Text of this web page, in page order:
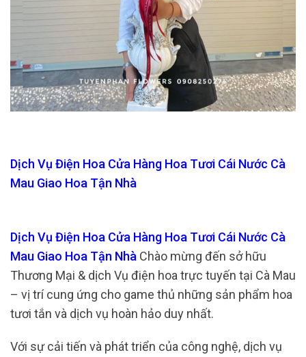
Dịch Vụ Điện Hoa Cửa Hàng Hoa Tươi Cái Nước Cà
Mau Giao Hoa Tận Nhà
Dịch Vụ Điện Hoa Cửa Hàng Hoa Tươi Cái Nước Cà
Mau Giao Hoa Tận Nhà Chào mừng đến sở hữu
Thương Mại & dịch Vụ điện hoa trực tuyến tại Cà Mau
– vị trí cung ứng cho game thủ những sản phẩm hoa
tươi tắn và dịch vụ hoàn hảo duy nhất.
Với sự cải tiến và phát triển của công nghệ, dịch vụ